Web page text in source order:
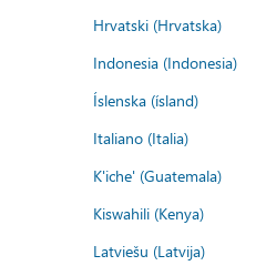
Hrvatski (Hrvatska)
Indonesia (Indonesia)
Íslenska (ísland)
Italiano (Italia)
K'iche' (Guatemala)
Kiswahili (Kenya)
Latviešu (Latvija)